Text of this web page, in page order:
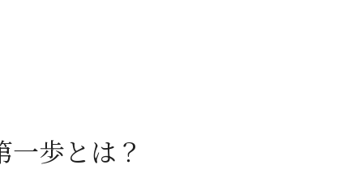
歩とは？